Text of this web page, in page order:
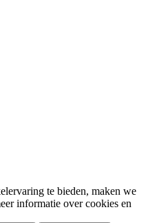
te bieden, maken we
informatie over cookies en